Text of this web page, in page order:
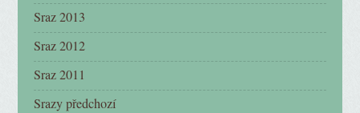
Sraz 2013
Sraz 2012
Sraz 2011
Srazy předchozí